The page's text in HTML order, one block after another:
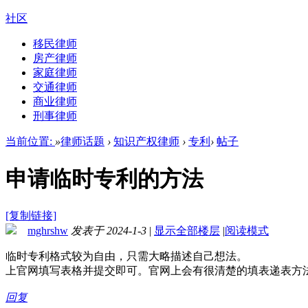
社区
移民律师
房产律师
家庭律师
交通律师
商业律师
刑事律师
当前位置: »律师话题 › 知识产权律师 › 专利 › 帖子
申请临时专利的方法
[复制链接]
mghrshw 发表于 2024-1-3 | 显示全部楼层 |阅读模式
临时专利格式较为自由，只需大略描述自己想法。
上官网填写表格并提交即可。官网上会有很清楚的填表递表方
回复